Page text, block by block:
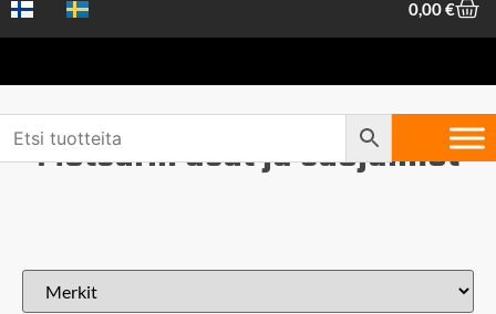
0,00€
Metsurin asut ja suojaimet